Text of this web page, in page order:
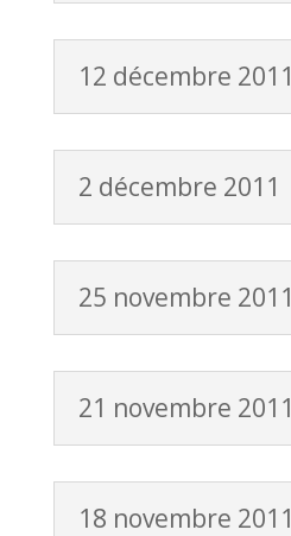
12 décembre 2011
2 décembre 2011
25 novembre 2011
21 novembre 2011
18 novembre 2011